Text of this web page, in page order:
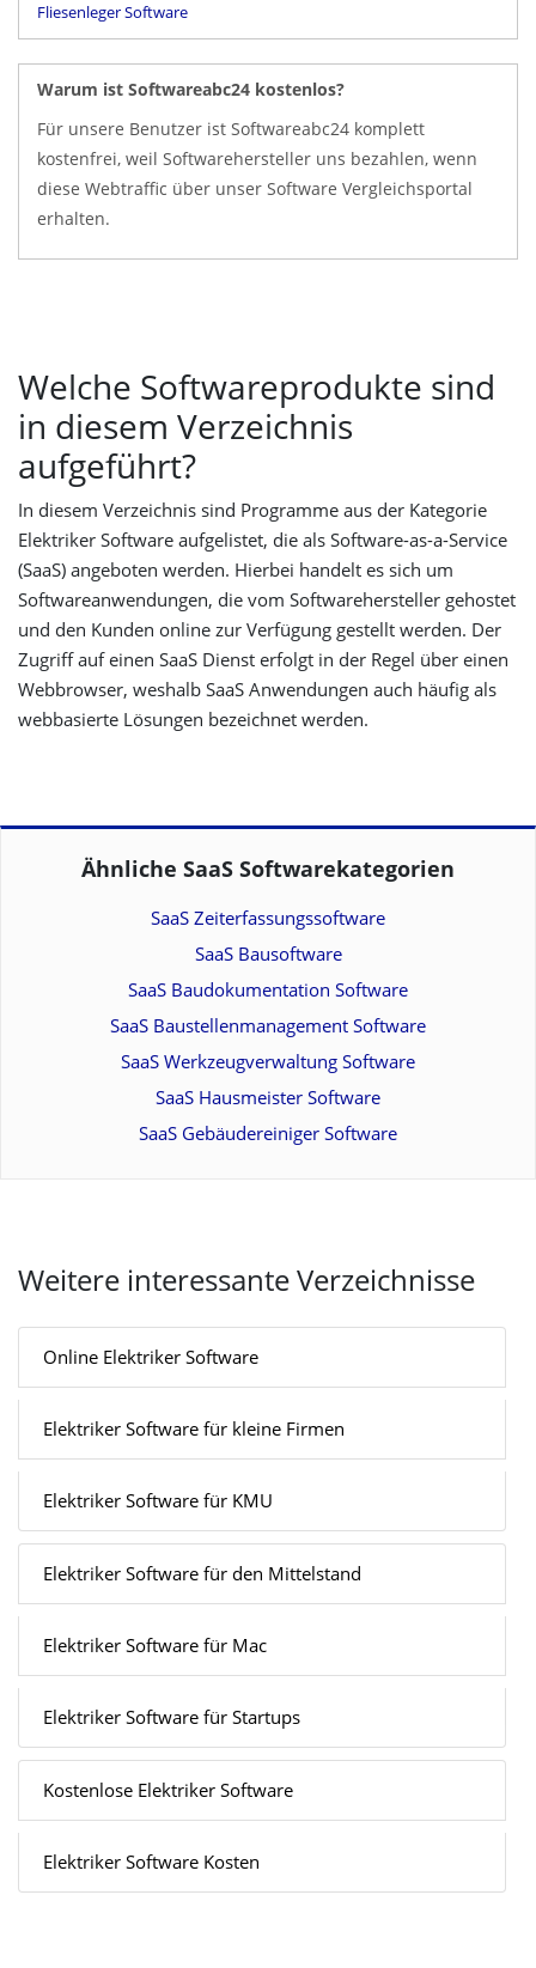
Fliesenleger Software
Warum ist Softwareabc24 kostenlos?
Für unsere Benutzer ist Softwareabc24 komplett
kostenfrei, weil Softwarehersteller uns bezahlen, wenn
diese Webtraffic über unser Software Vergleichsportal
erhalten.
Welche Softwareprodukte sind
in diesem Verzeichnis
aufgeführt?
In diesem Verzeichnis sind Programme aus der Kategorie
Elektriker Software aufgelistet, die als Software-as-a-Service
(SaaS) angeboten werden. Hierbei handelt es sich um
Softwareanwendungen, die vom Softwarehersteller gehostet
und den Kunden online zur Verfügung gestellt werden. Der
Zugriff auf einen SaaS Dienst erfolgt in der Regel über einen
Webbrowser, weshalb SaaS Anwendungen auch häufig als
webbasierte Lösungen bezeichnet werden.
Ähnliche SaaS Softwarekategorien
SaaS Zeiterfassungssoftware
SaaS Bausoftware
SaaS Baudokumentation Software
SaaS Baustellenmanagement Software
SaaS Werkzeugverwaltung Software
SaaS Hausmeister Software
SaaS Gebäudereiniger Software
Weitere interessante Verzeichnisse
Online Elektriker Software
Elektriker Software für kleine Firmen
Elektriker Software für KMU
Elektriker Software für den Mittelstand
Elektriker Software für Mac
Elektriker Software für Startups
Kostenlose Elektriker Software
Elektriker Software Kosten